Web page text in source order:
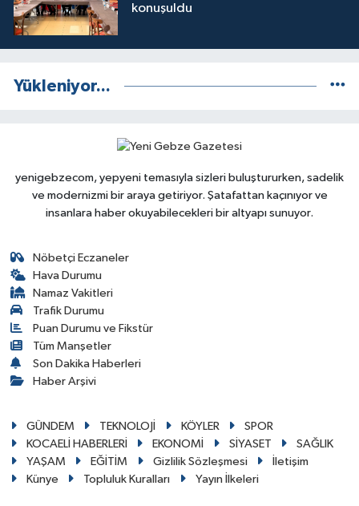
konuşuldu
Yükleniyor...
yenigebzecom, yepyeni temasıyla sizleri buluştururken, sadelik
ve modernizmi bir araya getiriyor. Şatafattan kaçınıyor ve
insanlara haber okuyabilecekleri bir altyapı sunuyor.
Nöbetçi Eczaneler
Hava Durumu
Namaz Vakitleri
Trafik Durumu
Puan Durumu ve Fikstür
Tüm Manşetler
Son Dakika Haberleri
Haber Arşivi
GÜNDEM TEKNOLOJİ KÖYLER
SPOR
KOCAELİ HABERLERİ
EKONOMİ SİYASET
SAĞLIK
YAŞAM
EĞİTİM Gizlilik Sözleşmesi
İletişim
Künye
Topluluk Kuralları Yayın İlkeleri